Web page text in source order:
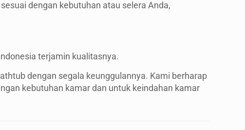
dengan kebutuhan atau selera Anda,
terjamin kualitasnya.
dengan segala keunggulannya. Kami berharap
kebutuhan kamar dan untuk keindahan kamar